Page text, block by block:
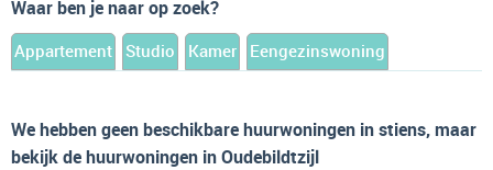
Waar ben je naar op zoek?
Appartement Studio Kamer Eengezinswoning
We hebben geen beschikbare huurwoningen in stiens, maar
bekijk de huurwoningen in Oudebildtzijl